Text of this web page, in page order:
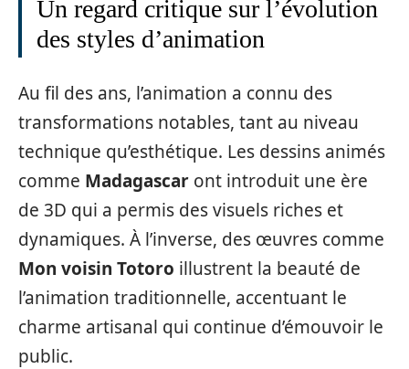
Un regard critique sur l’évolution
des styles d’animation
Au fil des ans, l’animation a connu des
transformations notables, tant au niveau
technique qu’esthétique. Les dessins animés
comme Madagascar ont introduit une ère
de 3D qui a permis des visuels riches et
dynamiques. À l’inverse, des œuvres comme
Mon voisin Totoro illustrent la beauté de
l’animation traditionnelle, accentuant le
charme artisanal qui continue d’émouvoir le
public.